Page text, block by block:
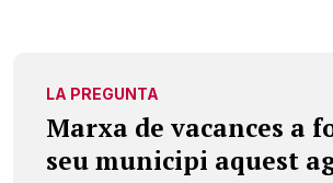
LA PREGUNTA
Marxa de vacances a
seu municipi aquest